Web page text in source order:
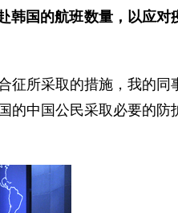
韩国的航班数量，以应对
所采取的措施，我的同
的中国公民采取必要的防